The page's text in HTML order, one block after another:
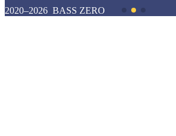
2020–2026 BASS ZERO